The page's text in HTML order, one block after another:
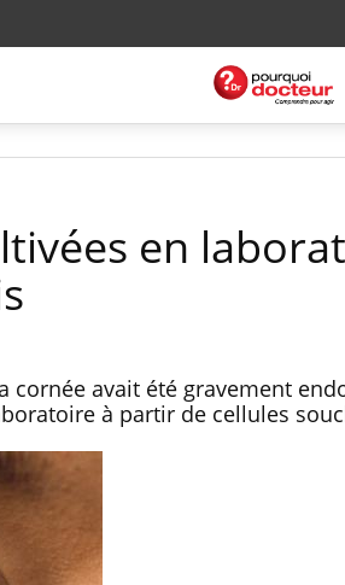
en
cornée avait été gravement
à partir de cellules